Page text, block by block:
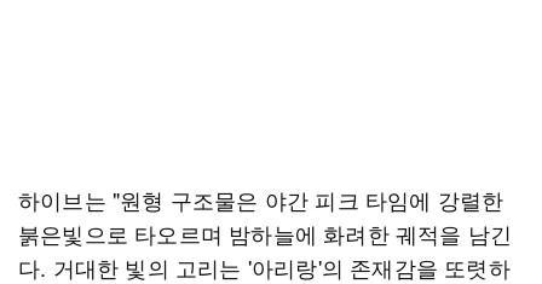
하이브는 "원형 구조물은 야간 피크 타임에 강렬한
붉은빛으로 타오르며 밤하늘에 화려한 궤적을 남긴
다. 거대한 빛의 고리는 '아리랑'의 존재감을 또렷하